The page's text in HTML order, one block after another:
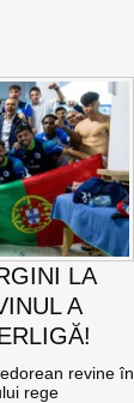
LA
A
revine în
rege